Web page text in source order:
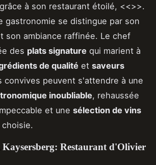
à son restaurant étoilé, <<>>.
gastronomie se distingue par son
son ambiance raffinée. Le chef
des plats signature qui marient à
de qualité et saveurs
convives peuvent s'attendre à une
inoubliable, rehaussée
et une sélection de vins
Restaurant d'Olivier